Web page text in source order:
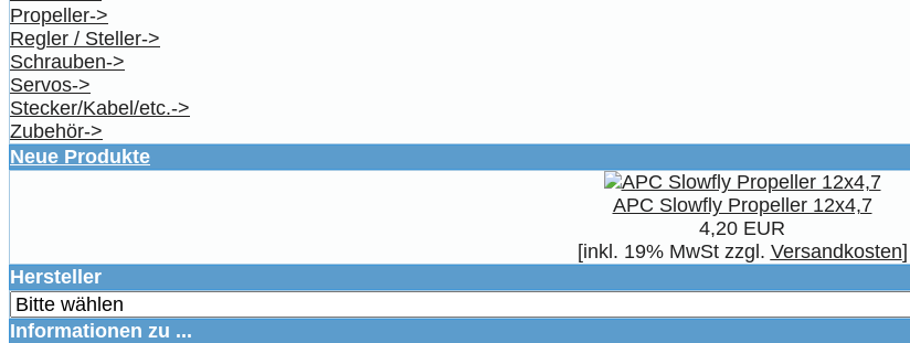
Propeller->
Regler / Steller->
Schrauben->
Servos->
Stecker/Kabel/etc.->
Zubehör->
Neue Produkte
APC Slowfly Propeller 12x4,7
4,20 EUR
[inkl. 19% MwSt zzgl. Versandkosten]
Hersteller
Informationen zu ...